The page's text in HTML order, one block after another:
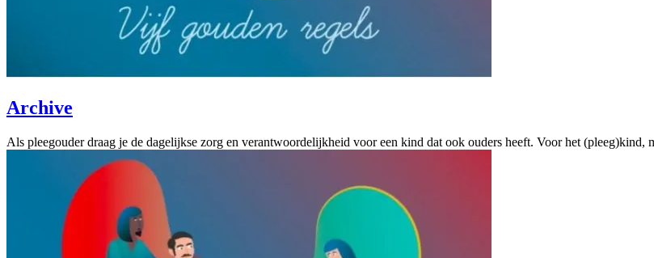
Archive
Als pleegouder draag je de dagelijkse zorg en verantwoordelijkheid voor een kind dat ook ouders heeft. Voor het (pleeg)kind,